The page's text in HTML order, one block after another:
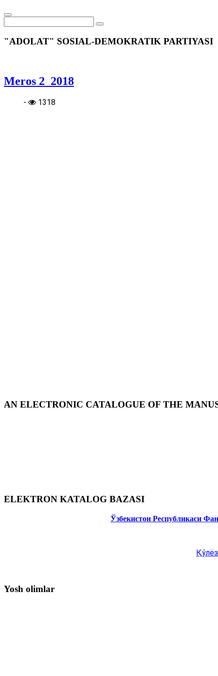
"ADOLAT" SOSIAL-DEMOKRATIK PARTIYASI
Meros 2_2018
- 1318
AN ELECTRONIC CATALOGUE OF THE
ELEKTRON KATALOG BAZASI
Ўзбекистон Республикаси
Yosh olimlar